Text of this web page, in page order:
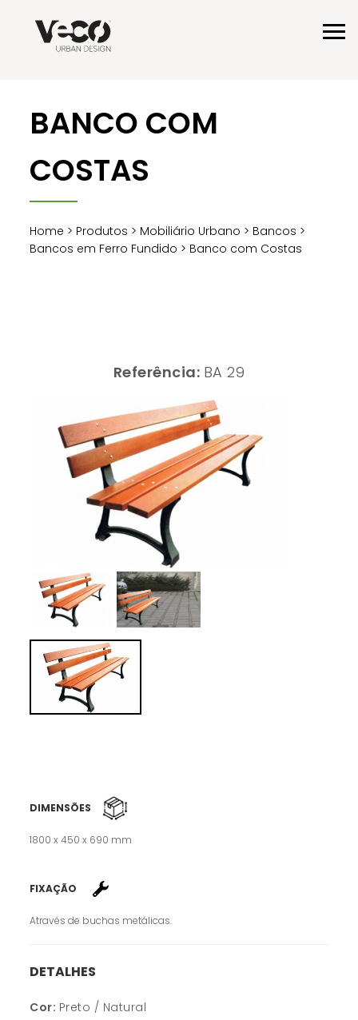
BANCO COM
COSTAS
Home > Produtos > Mobiliário Urbano > Bancos >
Bancos em Ferro Fundido > Banco com Costas
Referência: BA 29
DIMENSÕES
1800 x 450 x 690 mm
FIXAÇÃO
Através de buchas metálicas.
DETALHES
Cor: Preto / Natural